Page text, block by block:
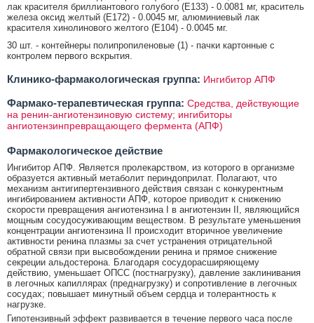
лак красителя бриллиантового голубого (Е133) - 0.0081 мг, краситель
железа оксид желтый (Е172) - 0.0045 мг, алюминиевый лак
красителя хинолинового желтого (Е104) - 0.0045 мг.
30 шт. - контейнеры полипропиленовые (1) - пачки картонные с
контролем первого вскрытия.
Клинико-фармакологическая группа: Ингибитор АПФ
Фармако-терапевтическая группа: Средства, действующие
на ренин-ангиотензиновую систему; ингибиторы
ангиотензинпревращающего фермента (АПФ)
Фармакологическое действие
Ингибитор АПФ. Является пролекарством, из которого в организме
образуется активный метаболит периндоприлат. Полагают, что
механизм антигипертензивного действия связан с конкурентным
ингибированием активности АПФ, которое приводит к снижению
скорости превращения ангиотензина I в ангиотензин II, являющийся
мощным сосудосуживающим веществом. В результате уменьшения
концентрации ангиотензина II происходит вторичное увеличение
активности ренина плазмы за счет устранения отрицательной
обратной связи при высвобождении ренина и прямое снижение
секреции альдостерона. Благодаря сосудорасширяющему
действию, уменьшает ОПСС (постнагрузку), давление заклинивания
в легочных капиллярах (преднагрузку) и сопротивление в легочных
сосудах; повышает минутный объем сердца и толерантность к
нагрузке.
Гипотензивный эффект развивается в течение первого часа после